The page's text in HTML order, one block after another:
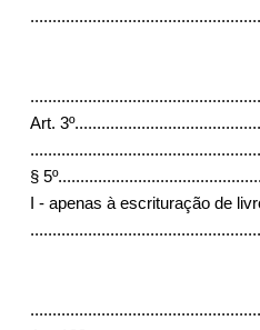
Art. 3º
§ 5º
I - apenas à escrituração de